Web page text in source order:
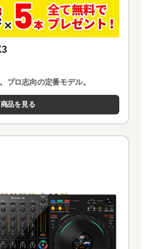
プロ志向の定番モデル。
商品を見る